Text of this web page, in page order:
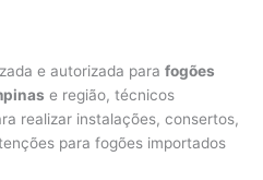
e autorizada parafogões
e região, técnicos
realizar instalações, consertos,
para fogões importados